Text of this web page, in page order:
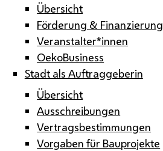
Übersicht
Förderung & Finanzierung
Veranstalter*innen
OekoBusiness
Stadt als Auftraggeberin
Übersicht
Ausschreibungen
Vertragsbestimmungen
Vorgaben für Bauprojekte